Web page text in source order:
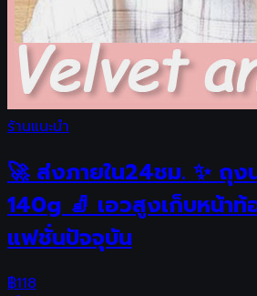
ร้านแนะนำ
🚀 ส่งภายใน24ชม. ✨ ถุ
140g 🧦 เอวสูงเก็บหน้าท้
แฟชั่นปัจจุบัน
฿118